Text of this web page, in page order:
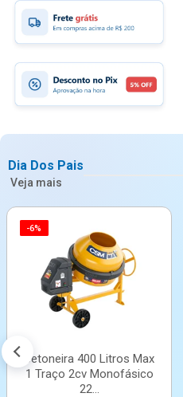
Dia Dos Pais
Veja mais
-6%
Betoneira 400 Litros Max
1 Traço 2cv Monofásico
22...